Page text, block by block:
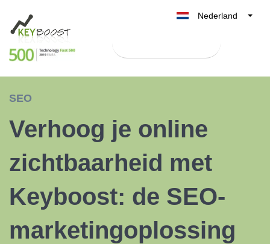
Nederland
België
España
SEO
Verhoog je online
zichtbaarheid met
Keyboost: de SEO-
marketingoplossing